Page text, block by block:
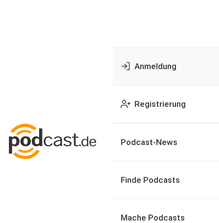
Anmeldung
Registrierung
Podcast-News
Finde Podcasts
Mache Podcasts